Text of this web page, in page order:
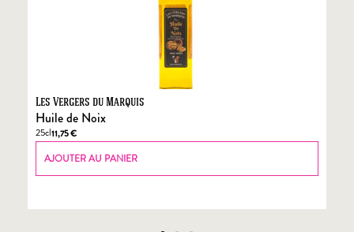
Les Vergers du Marquis
Huile de Noix
25cl11,75€
AJOUTER AU PANIER